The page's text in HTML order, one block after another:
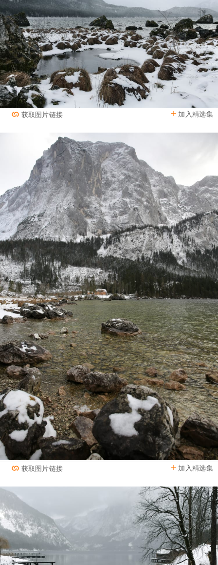
加入精选集
获取图片链接
加入精选集
获取图片链接